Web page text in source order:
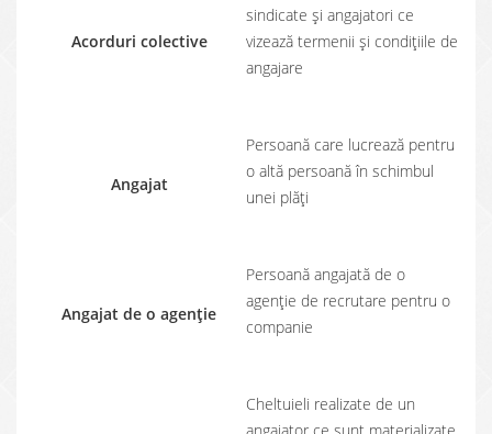
Acorduri colective
sindicate și angajatori ce
vizează termenii și condițiile de
angajare
Angajat
Persoană care lucrează pentru
o altă persoană în schimbul
unei plăți
Angajat de o agenție
Persoană angajată de o
agenție de recrutare pentru o
companie
Cheltuieli realizate de un